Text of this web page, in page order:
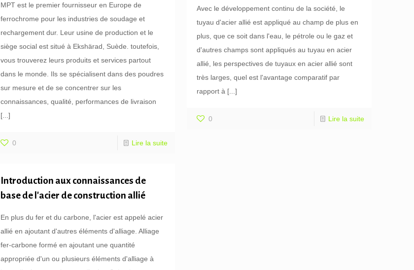
MPT est le premier fournisseur en Europe de
ferrochrome pour les industries de soudage et
rechargement dur. Leur usine de production et le
siège social est situé à Ekshärad, Suède. toutefois,
vous trouverez leurs produits et services partout
dans le monde. Ils se spécialisent dans des poudres
sur mesure et de se concentrer sur les
connaissances, qualité, performances de livraison
[...]
0 Lire la suite
Avec le développement continu de la société, le
tuyau d'acier allié est appliqué au champ de plus en
plus, que ce soit dans l'eau, le pétrole ou le gaz et
d'autres champs sont appliqués au tuyau en acier
allié, les perspectives de tuyaux en acier allié sont
très larges, quel est l'avantage comparatif par
rapport à [...]
0 Lire la suite
Introduction aux connaissances de
base de l'acier de construction allié
En plus du fer et du carbone, l'acier est appelé acier
allié en ajoutant d'autres éléments d'alliage. Alliage
fer-carbone formé en ajoutant une quantité
appropriée d'un ou plusieurs éléments d'alliage à